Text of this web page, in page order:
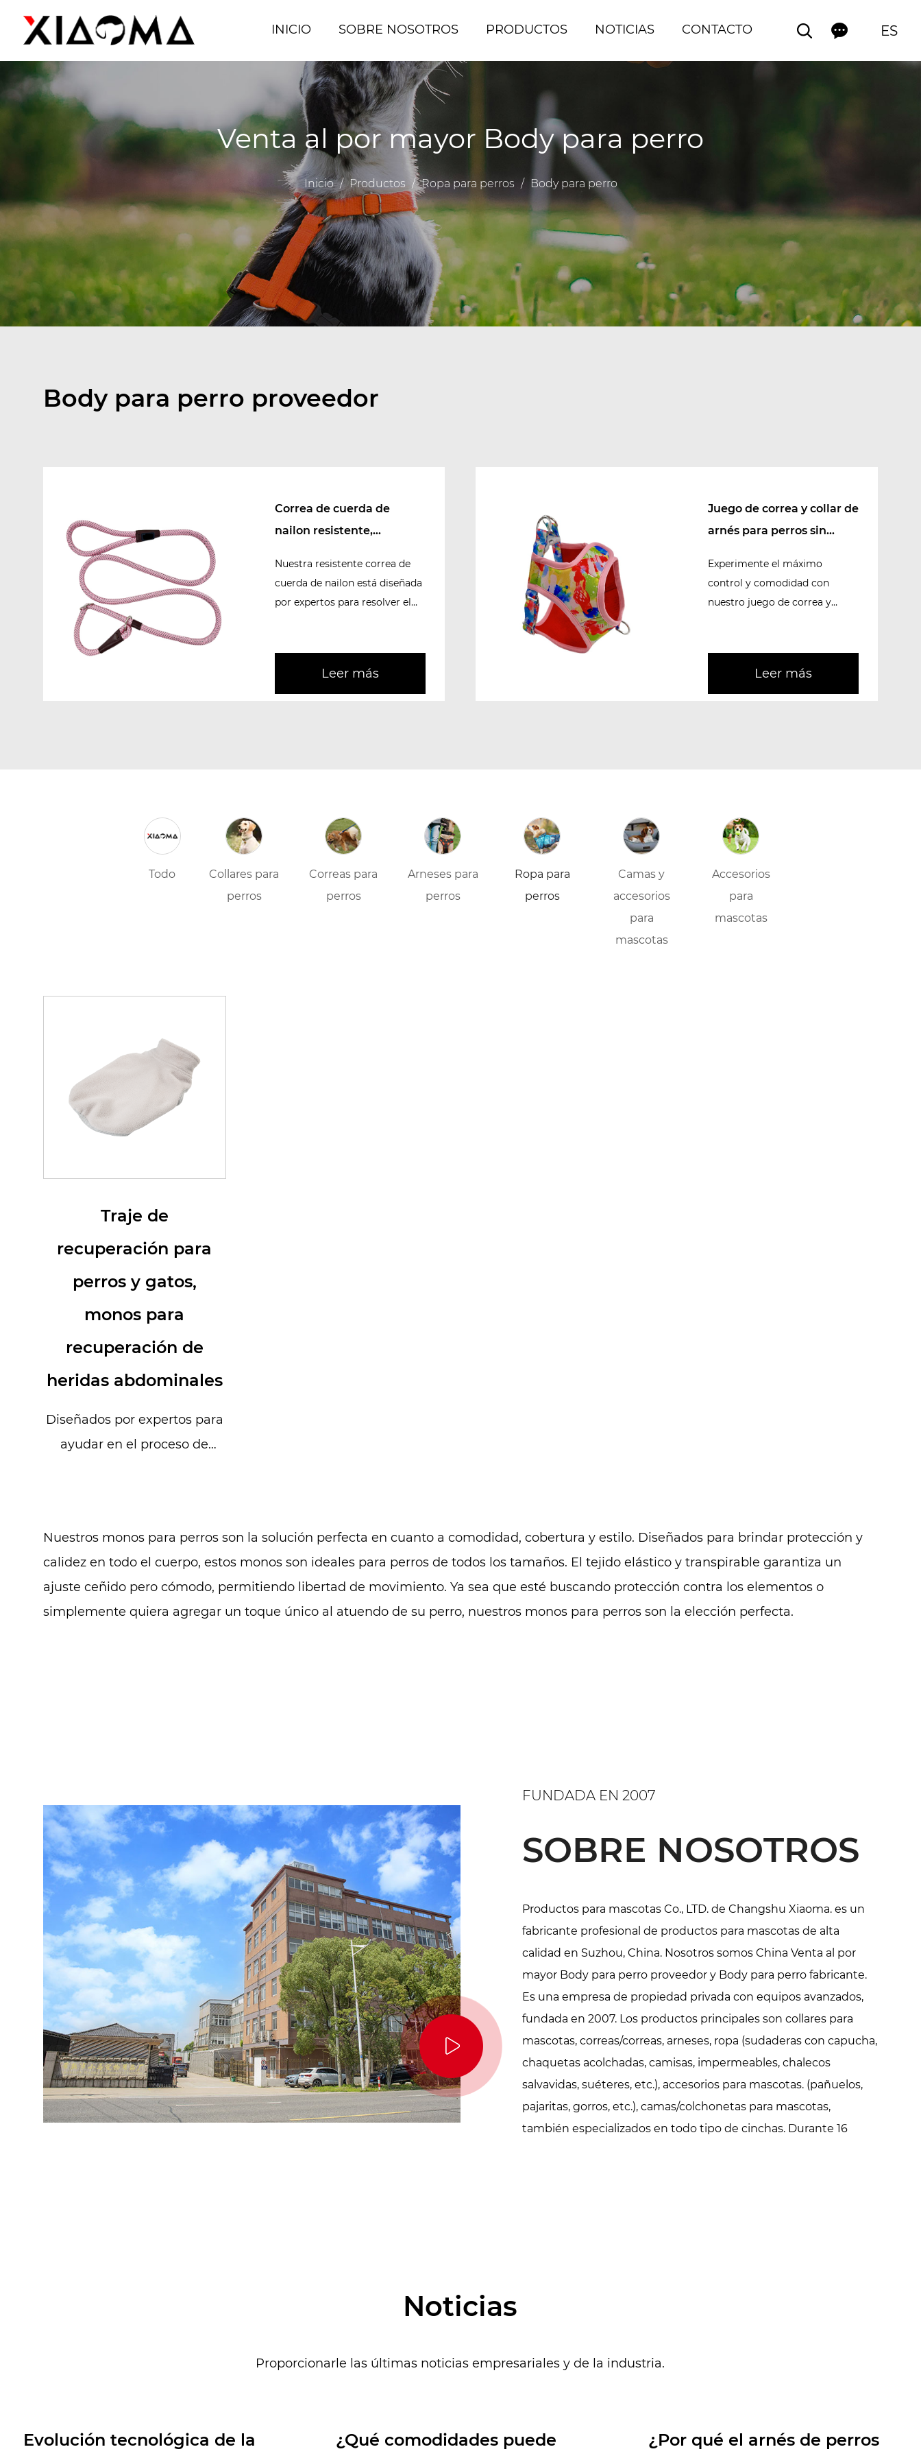
INICIO SOBRE NOSOTROS PRODUCTOS NOTICIAS CONTACTO ES
Venta al por mayor Body para perro
Inicio / Productos / Ropa para perros / Body para perro
Body para perro proveedor
Correa de cuerda de
nailon resistente,
Nuestra resistente correa de
cuerda de nailon está diseñada
por expertos para resolver el
Leer más
Juego de correa y collar de
arnés para perros sin
Experimente el máximo
control y comodidad con
nuestro juego de correa y
Leer más
Todo
Collares para
perros
Correas para
perros
Arneses para
perros
Ropa para
perros
Camas y
accesorios
para
mascotas
Accesorios
para
mascotas
Traje de
recuperación para
perros y gatos,
monos para
recuperación de
heridas abdominales
Diseñados por expertos para
ayudar en el proceso de
Nuestros monos para perros son la solución perfecta en cuanto a comodidad, cobertura y estilo. Diseñados para brindar protección y
calidez en todo el cuerpo, estos monos son ideales para perros de todos los tamaños. El tejido elástico y transpirable garantiza un
ajuste ceñido pero cómodo, permitiendo libertad de movimiento. Ya sea que esté buscando protección contra los elementos o
simplemente quiera agregar un toque único al atuendo de su perro, nuestros monos para perros son la elección perfecta.
FUNDADA EN 2007
SOBRE NOSOTROS
Productos para mascotas Co., LTD. de Changshu Xiaoma. es un
fabricante profesional de productos para mascotas de alta
calidad en Suzhou, China. Nosotros somos China Venta al por
mayor Body para perro proveedory Body para perro fabricante.
Es una empresa de propiedad privada con equipos avanzados,
fundada en 2007. Los productos principales son collares para
mascotas, correas/correas, arneses, ropa (sudaderas con capucha,
chaquetas acolchadas, camisas, impermeables, chalecos
salvavidas, suéteres, etc.), accesorios para mascotas. (pañuelos,
pajaritas, gorros, etc.), camas/colchonetas para mascotas,
también especializados en todo tipo de cinchas. Durante 16
fácilmente. Sinceramente espero que podamos trabajar juntos
Noticias
Proporcionarle las últimas noticias empresariales y de la industria.
¿Qué comodidades puede ¿Por qué el arnés de perros Cómo la hebilla y el anillo de